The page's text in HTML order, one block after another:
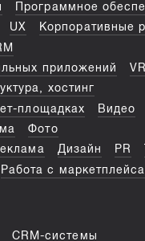
Программное
UX
Корпоративные
приложений
хостинг
площадках
Видео
Фото
Дизайн PR
Работа с
CRM-системы